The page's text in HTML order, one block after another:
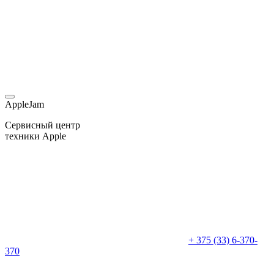
AppleJam
Сервисный центр
техники Apple
+ 375 (33) 6-370-
370